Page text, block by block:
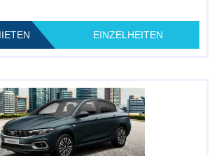
EINZELHEITEN